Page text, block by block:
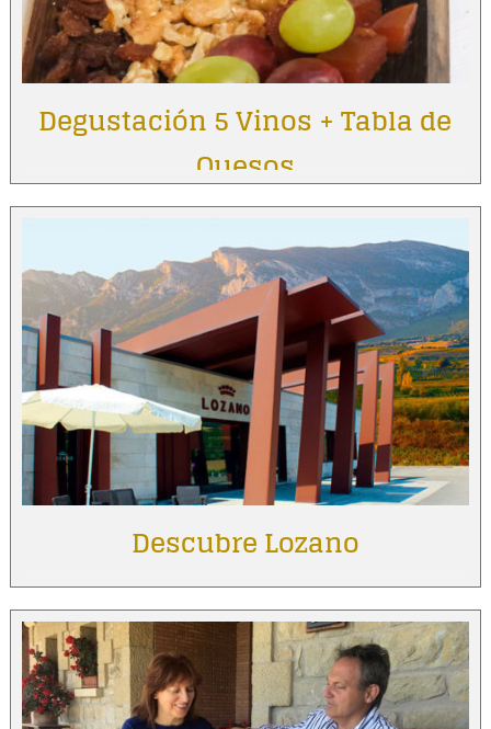
Degustación 5 Vinos + Tabla de
Quesos
Descubre Lozano